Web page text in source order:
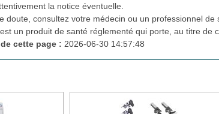
la notice éventuelle.
doute, consultez votre médecin ou un professionnel de
un produit de santé réglementé qui porte, au titre de
cette page : 2026-06-30 14:57:48